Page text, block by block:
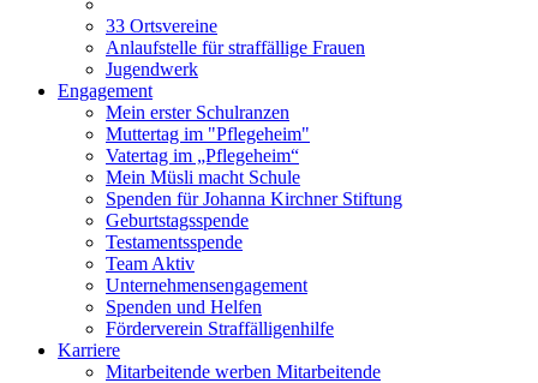
33 Ortsvereine
Anlaufstelle für straffällige Frauen
Jugendwerk
Engagement
Mein erster Schulranzen
Muttertag im "Pflegeheim"
Vatertag im „Pflegeheim“
Mein Müsli macht Schule
Spenden für Johanna Kirchner Stiftung
Geburtstagsspende
Testamentsspende
Team Aktiv
Unternehmensengagement
Spenden und Helfen
Förderverein Straffälligenhilfe
Karriere
Mitarbeitende werben Mitarbeitende